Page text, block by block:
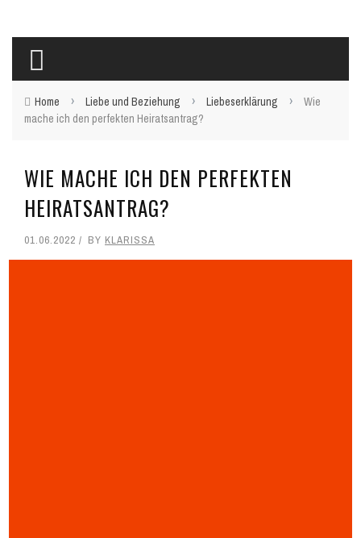
Home › Liebe und Beziehung › Liebeserklärung ›
Wie
mache ich den perfekten Heiratsantrag?
WIE MACHE ICH DEN PERFEKTEN
HEIRATSANTRAG?
01.06.2022 BY KLARISSA